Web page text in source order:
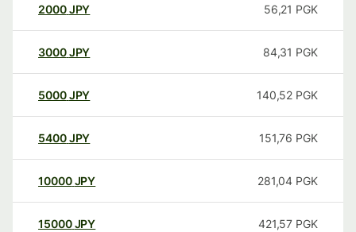
2000JPY 56,21 PGK
3000JPY 84,31 PGK
5000JPY 140,52 PGK
5400JPY 151,76 PGK
10000 JPY 281,04 PGK
15000 JPY 421,57 PGK